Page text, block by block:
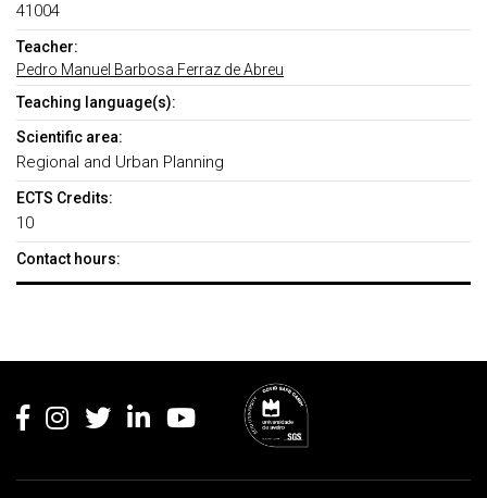
41004
Teacher:
Pedro Manuel Barbosa Ferraz de Abreu
Teaching language(s):
Scientific area:
Regional and Urban Planning
ECTS Credits:
10
Contact hours: